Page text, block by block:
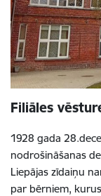
Filiāles
1928 gada
nodrošināšanas
Liepājas zīdaiņu
par bērniem,